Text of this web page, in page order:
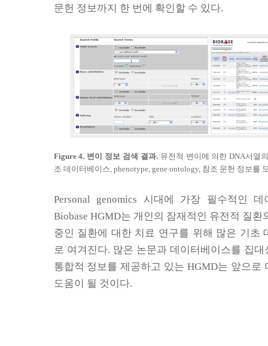
문헌 정보까지 한 번에 확인할 수 있다.
Figure 4. 변이 정보 검색 결과. 유전적 변이에 의한 DNA서열
조 데이터베이스 , phenotype, gene ontology, 참조 문헌 정보를
Personal genomics 시대에 가장 필수적인 데
Biobase HGMD는 개인의 잠재적인 유전적 질환
중인 질환에 대한 치료 연구를 위해 많은 기초
로 여겨진다. 많은 논문과 데이터베이스를 집
통합적 정보를 제공하고 있는 HGMD는 앞으로
도움이 될 것이다.